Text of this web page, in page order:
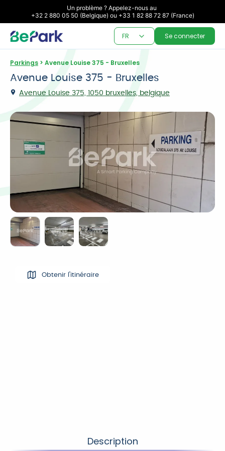
Un problème ? Appelez-nous au
+32 2 880 05 50 (Belgique) ou +33 1 82 88 72 87 (France)
FR Se connecter
Parkings > Avenue Louise 375 - Bruxelles
Avenue Louise 375 - Bruxelles
Avenue Louise 375, 1050 bruxelles, belgique
Obtenir l'itinéraire
Description